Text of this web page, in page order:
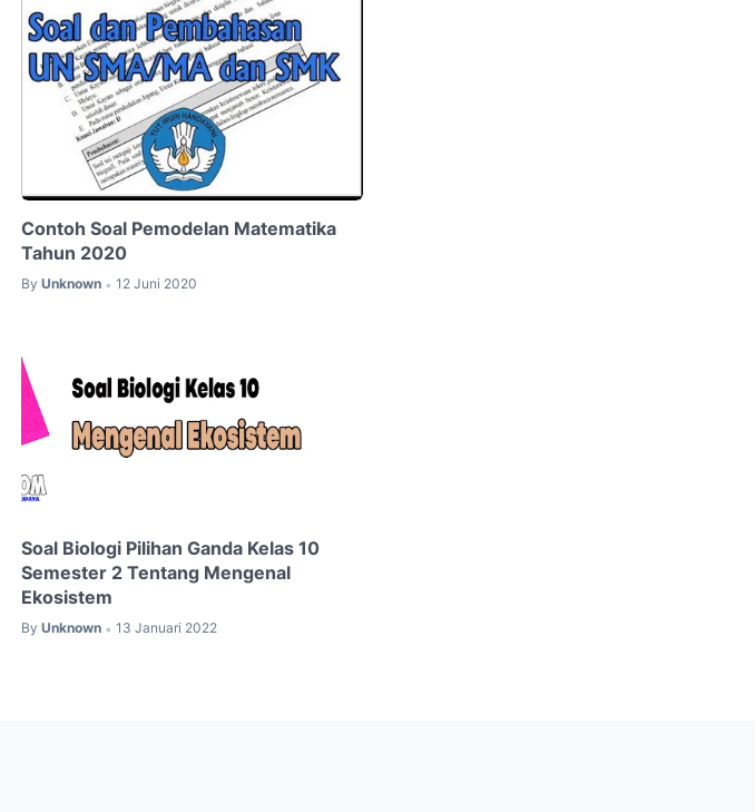
Contoh Soal Pemodelan Matematika
Tahun 2020
By Unknown • 12 Juni 2020
Soal Biologi Pilihan Ganda Kelas 10
Semester 2 Tentang Mengenal
Ekosistem
By Unknown • 13 Januari 2022